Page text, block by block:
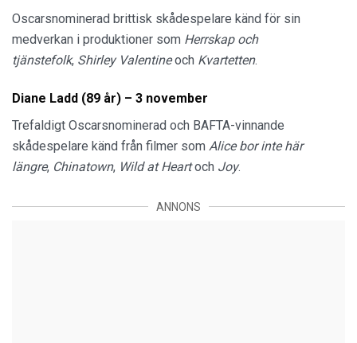
Oscarsnominerad brittisk skådespelare känd för sin
medverkan i produktioner som Herrskap och
tjänstefolk, Shirley Valentineoch Kvartetten.
Diane Ladd (89 år) – 3 november
Trefaldigt Oscarsnominerad och BAFTA-vinnande
skådespelare känd från filmer som Alice bor inte här
längre, Chinatown, Wild at Heartoch Joy.
ANNONS